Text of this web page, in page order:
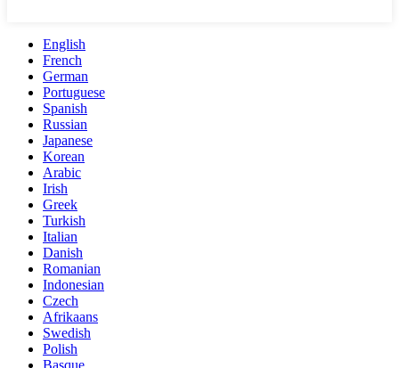
English
French
German
Portuguese
Spanish
Russian
Japanese
Korean
Arabic
Irish
Greek
Turkish
Italian
Danish
Romanian
Indonesian
Czech
Afrikaans
Swedish
Polish
Basque